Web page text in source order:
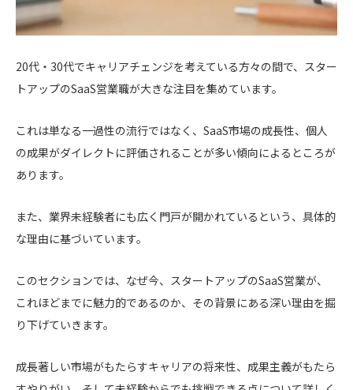
20代・30代でキャリアチェンジを考えている方々の間で、スター
トアップのSaaS営業職が大きな注目を集めています。
これは単なる一過性の流行ではなく、SaaS市場の成長性、個人
の成果がダイレクトに評価されることが多い傾向によるところが
あります。
また、業界未経験者にも広く門戸が開かれているという、具体的
な理由に基づいています。
このセクションでは、なぜ今、スタートアップのSaaS営業が、
これほどまでに魅力的であるのか、その背景にある深い理由を掘
り下げていきます。
成長著しい市場がもたらすキャリアの将来性、成果主義がもたら